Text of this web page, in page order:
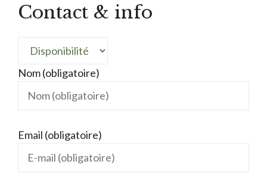
Contact & info
Nom (obligatoire)
Email (obligatoire)